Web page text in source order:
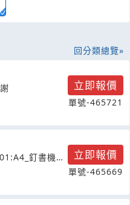
回分類總覽
立即報價
單號-465721
釘書機裝
立即報價
單號-465669